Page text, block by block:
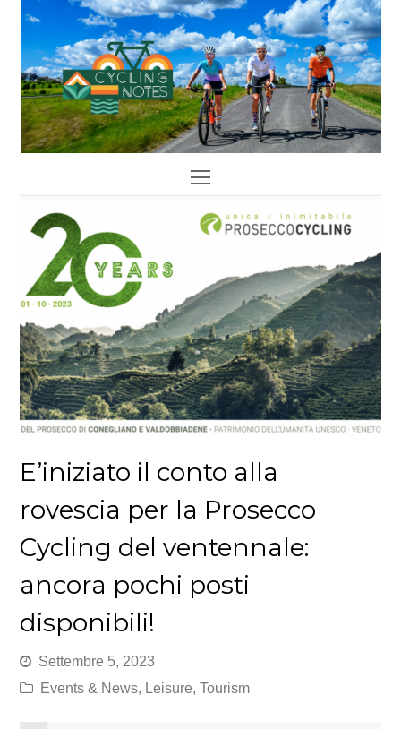
Open
Mobile
Menu
E’iniziato il conto alla
rovescia per la Prosecco
Cycling del ventennale:
ancora pochi posti
disponibili!
Settembre 5, 2023
Events & News, Leisure,Tourism